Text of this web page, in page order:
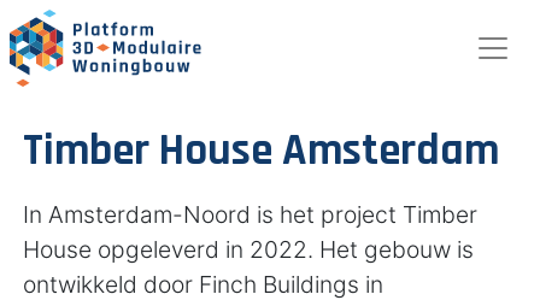
Timber House Amsterdam
In Amsterdam-Noord is het project Timber
House opgeleverd in 2022. Het gebouw is
ontwikkeld door Finch Buildings in